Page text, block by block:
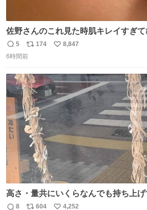
佐野さんのこれ見た時肌キレイすぎ
はりアイドルって体型･肌管理すごすぎ
返
信
5
リ
ポ
ト
数
174
い
数
8,847
6時間前
高さ・量共にいくらなんでも持ち上
撮影した写真
8 604 4,252